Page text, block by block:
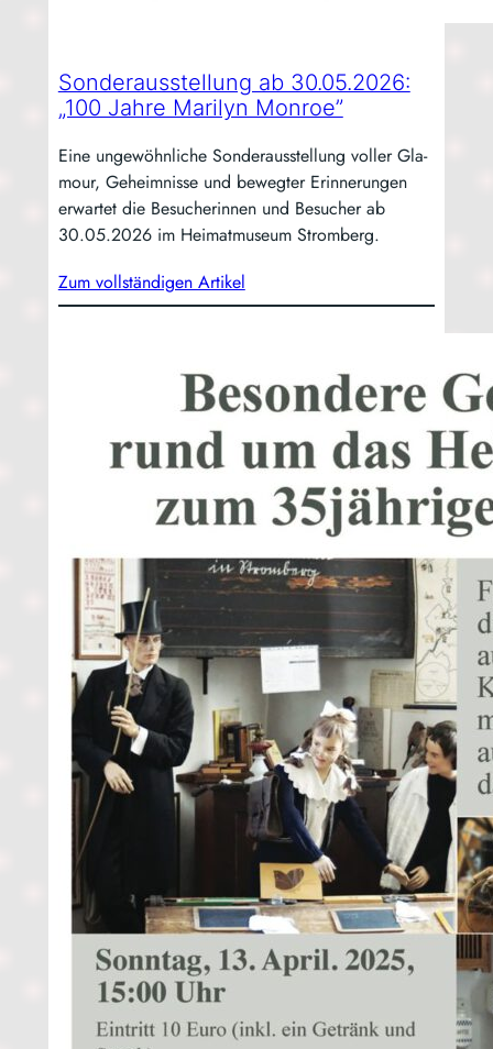
Sonderausstellung ab 30.05.2026:
„100 Jahre Marilyn Monroe”
Eine unge­wöhn­li­che Son­der­aus­stel­lung vol­ler Gla­
mour, Geheim­nis­se und beweg­ter Erin­ne­run­gen
erwar­tet die Besu­che­rin­nen und Besu­cher ab
30.05.2026 im Hei­mat­mu­se­um Stromberg.
Zum voll­stän­di­gen Artikel